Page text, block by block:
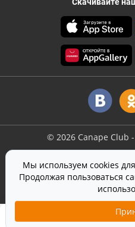
550 ₽
Скачивайте
© 2026 Canape Club -
Политика
Согласие на
На сайте используется
Мы используем cookies
Продолжая пользоваться